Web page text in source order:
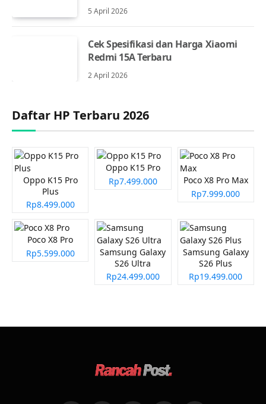
5 April 2026
Cek Spesifikasi dan Harga Xiaomi
Redmi 15A Terbaru
2 April 2026
Daftar HP Terbaru 2026
Oppo K15 Pro
Plus
Rp8.499.000
Oppo K15 Pro
Rp7.499.000
Poco X8 Pro Max
Rp7.999.000
Poco X8 Pro
Rp5.599.000
Samsung Galaxy
S26 Ultra
Rp24.499.000
Samsung Galaxy
S26 Plus
Rp19.499.000